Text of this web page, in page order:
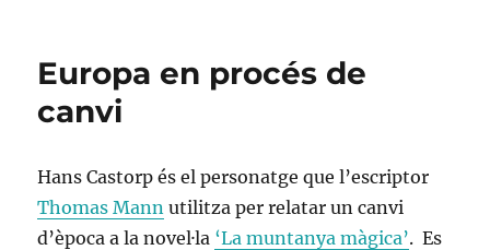
Europa en procés de
canvi
Hans Castorp és el personatge que l’escriptor
Thomas Mann utilitza per relatar un canvi
d’època a la novel·la ‘La muntanya màgica’. Es